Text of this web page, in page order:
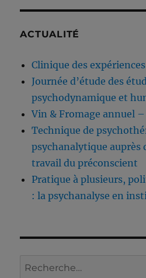
ACTUALITÉ
Clinique des
Journée d’étude des
psychodynamique et
Vin & Fromage annuel
Technique de
psychanalytique auprès
travail du préconscient
Pratique à plusieurs,
: la psychanalyse en
Recherche